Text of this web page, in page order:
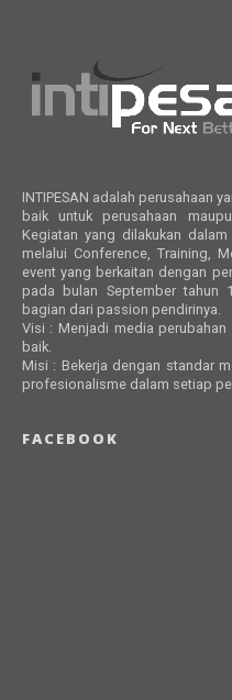
INTIPESAN adalah perusahaan
baik untuk perusahaan
Kegiatan yang dilakukan
melalui Conference, Training,
event yang berkaitan dengan
pada bulan September tahun
bagian dari passion pendirinya.
Visi : Menjadi media
baik.
Misi : Bekerja dengan standar
profesionalisme dalam setiap
FACEBOOK